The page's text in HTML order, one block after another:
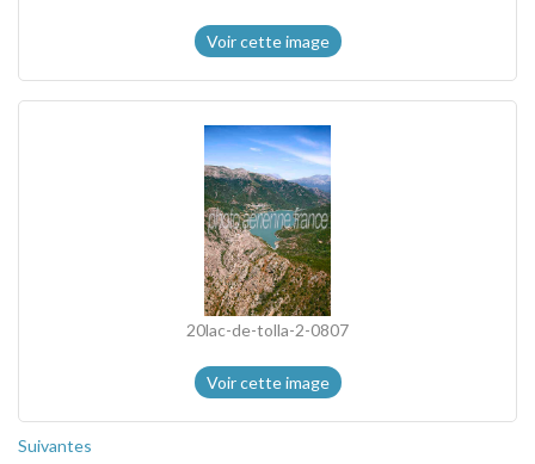
Voir cette image
20lac-de-tolla-2-0807
Voir cette image
Suivantes